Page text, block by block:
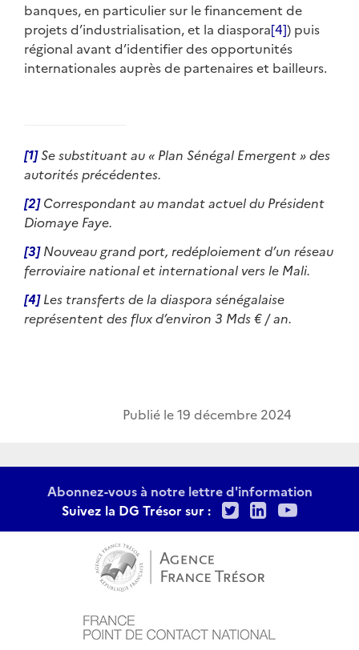
banques, en particulier sur le financement de
projets d’industrialisation, et la diaspora[4]) puis
régional avant d’identifier des opportunités
internationales auprès de partenaires et bailleurs.
[1]Se substituant au « Plan Sénégal Emergent » des
autorités précédentes.
[2]Correspondant au mandat actuel du Président
Diomaye Faye.
[3]Nouveau grand port, redéploiement d’un réseau
ferroviaire national et international vers le Mali.
[4]Les transferts de la diaspora sénégalaise
représentent des flux d’environ 3 Mds € / an.
Publié le19 décembre 2024
Abonnez-vous à notre lettre d'information
Suivez la DG Trésor sur :
TwitterLinkedIn